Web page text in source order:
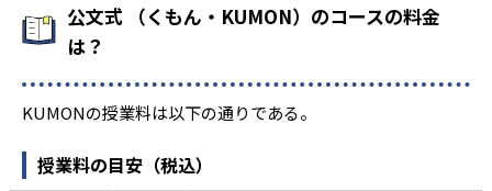
公文式 （くもん・KUMON）のコースの料金
は？
KUMONの授業料は以下の通りである。
授業料の目安（税込）